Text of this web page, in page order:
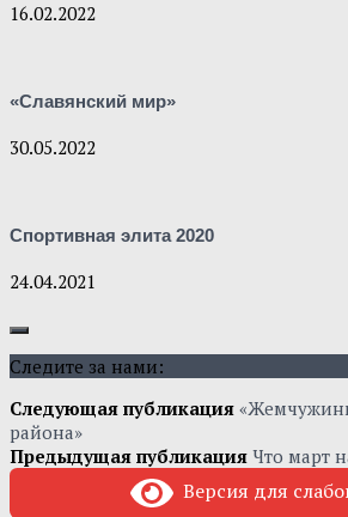
16.02.2022
«Славянский мир»
30.05.2022
Спортивная элита 2020
24.04.2021
Следите за нами:
Следующая публикация
района»
Предыдущая публикация Что март
Версия для